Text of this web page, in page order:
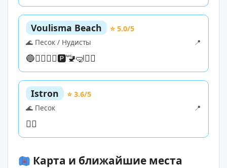
Voulisma Beach
⭐ 5.0/5
🌊 Песок / Нудисты
📍
🔵🏊‍♀️🏄‍♀️🅿️🚾🤿🏄‍♀️
Istron
⭐ 3.6/5
🌊 Песок
📍
🏊‍♀️
Карта и ближайшие места